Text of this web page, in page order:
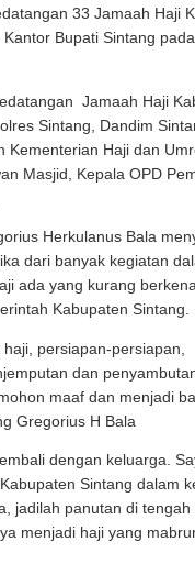
33 Jamaah Haji
Bupati Sintang
Jamaah Haji
Sintang, Dandim
Kementerian Haji dan
Masjid, Kepala OPD
Herkulanus Bala
dari banyak kegiatan
ada yang kurang
Kabupaten Sintang.
persiapan-persiapan,
dan
maaf dan menjadi
Gregorius H Bala
dengan keluarga.
Sintang dalam
jadilah panutan di tengah
menjadi haji yang